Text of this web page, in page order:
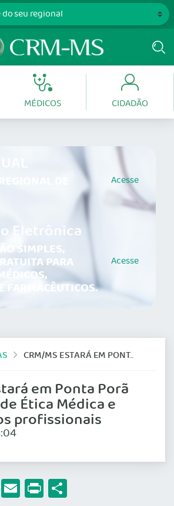
MÉDICOS CIDADÃO
DE Acesse
Eletrônica
SIMPLES,
PARA
FARMACÊUTICOS.
Acesse
CRM/MS ESTARÁ EM PONTA PORÃ COM AULAS DE ÉTICA MÉDICA E SERVIÇOS AOS PROFISSIONAIS
em Ponta Porã
Ética Médica e
profissionais
LinkedIn
Email
Print